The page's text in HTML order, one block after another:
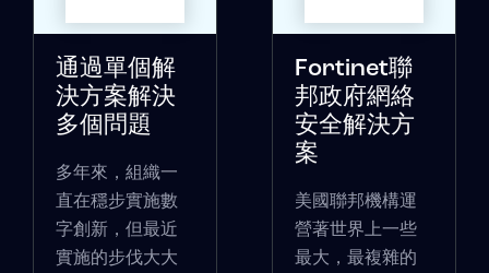
通過單個解
決方案解決
多個問題
多年來，組織一
直在穩步實施數
字創新，但最近
實施的步伐大大
Fortinet聯
邦政府網絡
安全解決方
案
美國聯邦機構運
營著世界上一些
最大，最複雜的